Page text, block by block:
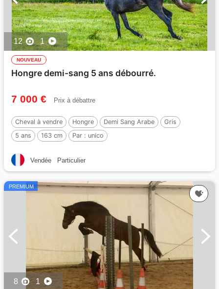
12 1
NOUVEAU
Hongre demi-sang 5 ans débourré.
7 000 € Prix à débattre
Cheval à vendre Hongre Demi Sang Arabe
Gris
5 ans
163 cm Par : unico
Vendée Particulier
PREMIUM
8 1